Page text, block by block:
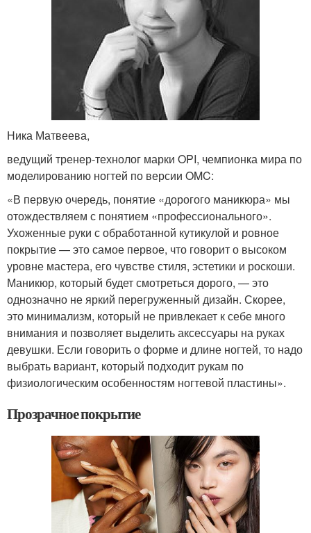
Ника Матвеева,
ведущий тренер-технолог марки OPI, чемпионка мира по
моделированию ногтей по версии OMC:
«В первую очередь, понятие «дорогого маникюра» мы
отождествляем с понятием «профессионального».
Ухоженные руки с обработанной кутикулой и ровное
покрытие — это самое первое, что говорит о высоком
уровне мастера, его чувстве стиля, эстетики и роскоши.
Маникюр, который будет смотреться дорого, — это
однозначно не яркий перегруженный дизайн. Скорее,
это минимализм, который не привлекает к себе много
внимания и позволяет выделить аксессуары на руках
девушки. Если говорить о форме и длине ногтей, то надо
выбрать вариант, который подходит рукам по
физиологическим особенностям ногтевой пластины».
Прозрачное покрытие